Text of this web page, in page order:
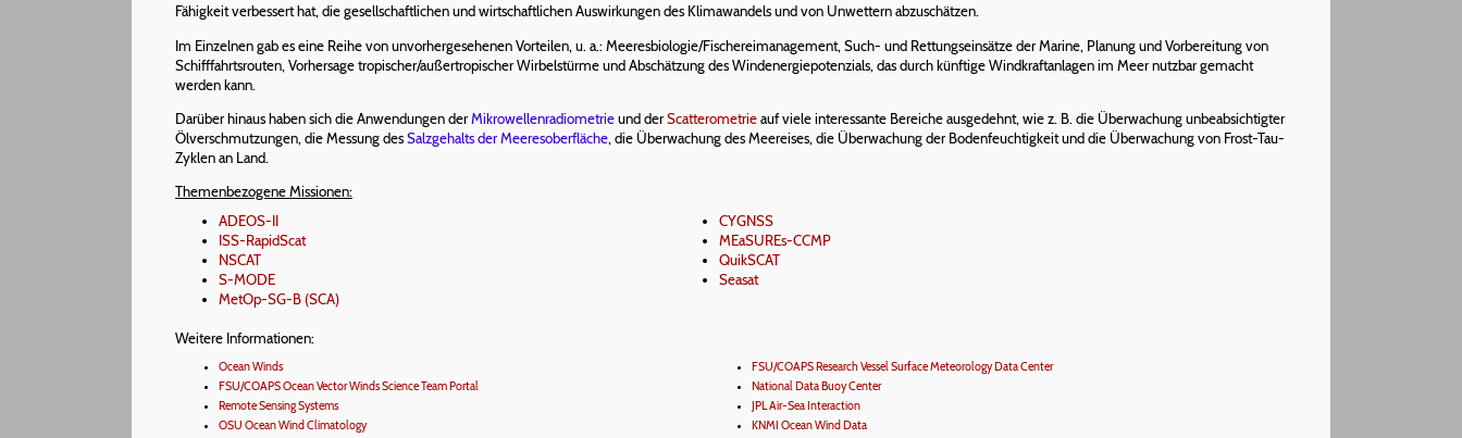
Fähigkeit verbessert hat, die gesellschaftlichen und wirtschaftlichen Auswirkungen des Klimawandels und von Unwettern abzuschätzen.
Im Einzelnen gab es eine Reihe von unvorhergesehenen Vorteilen, u. a.: Meeresbiologie/Fischereimanagement, Such- und Rettungseinsätze der Marine, Planung und Vorbereitung von
Schifffahrtsrouten, Vorhersage tropischer/außertropischer Wirbelstürme und Abschätzung des Windenergiepotenzials, das durch künftige Windkraftanlagen im Meer nutzbar gemacht
werden kann.
Darüber hinaus haben sich die Anwendungen derMikrowellenradiometrieund derScatterometrieauf viele interessante Bereiche ausgedehnt, wie z. B. die Überwachung unbeabsichtigter
Ölverschmutzungen, die Messung desSalzgehalts der Meeresoberfläche, die Überwachung des Meereises, die Überwachung der Bodenfeuchtigkeit und die Überwachung von Frost-Tau-
Zyklen an Land.
Themenbezogene Missionen:
ADEOS-II
CYGNSS
ISS-RapidScat
MEaSUREs-CCMP
NSCAT
QuikSCAT
S-MODE
Seasat
MetOp-SG-B (SCA)
Weitere Informationen:
Ocean Winds
FSU/COAPS Research Vessel Surface Meteorology Data Center
FSU/COAPS Ocean Vector Winds Science Team Portal
National Data Buoy Center
Remote Sensing Systems
JPL Air-Sea Interaction
OSU Ocean Wind Climatology
KNMI Ocean Wind Data